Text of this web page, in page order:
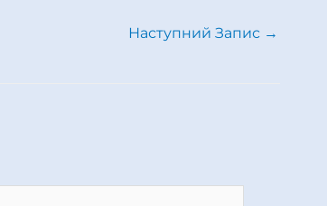
Наступний Запис →